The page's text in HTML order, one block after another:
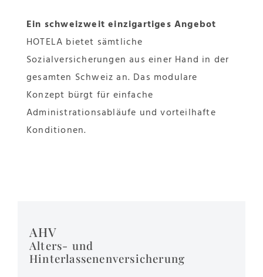
Ein schweizweit einzigartiges Angebot
HOTELA bietet sämtliche
Sozialversicherungen aus einer Hand in der
gesamten Schweiz an. Das modulare
Konzept bürgt für einfache
Administrationsabläufe und vorteilhafte
Konditionen.
AHV
Alters- und
Hinterlassenenversicherung